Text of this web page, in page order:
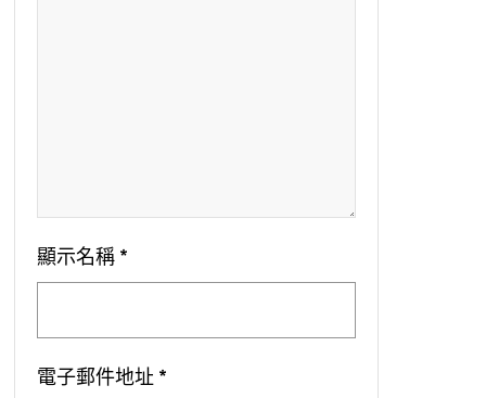
顯示名稱 *
電子郵件地址 *